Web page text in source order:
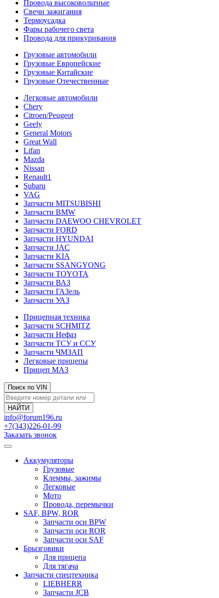
Провода высоковольтные
Свечи зажигания
Термоусадка
Фары рабочего света
Провода для прикуривания
Грузовые автомобили
Грузовые Европейские
Грузовые Китайские
Грузовые Отечественные
Легковые автомобили
Chery
Citroen/Peugeot
Geely
General Motors
Great Wall
Lifan
Mazda
Nissan
Renault1
Subaru
VAG
Запчасти MITSUBISHI
Запчасти BMW
Запчасти DAEWOO CHEVROLET
Запчасти FORD
Запчасти HYUNDAI
Запчасти JAC
Запчасти KIA
Запчасти SSANGYONG
Запчасти TOYOTA
Запчасти ВАЗ
Запчасти ГАЗель
Запчасти УАЗ
Прицепная техника
Запчасти SCHMITZ
Запчасти Нефаз
Запчасти ТСУ и ССУ
Запчасти ЧМЗАП
Легковые прицепы
Прицеп МАЗ
Поиск по VIN
info@forum196.ru
+7(343)226-01-99
Заказать звонок
Аккумуляторы
Грузовые
Клеммы, зажимы
Легковые
Мото
Провода, перемычки
SAF, BPW, ROR
Запчасти оси BPW
Запчасти оси ROR
Запчасти оси SAF
Брызговики
Для прицепа
Для тягача
Запчасти спецтехника
LIEBHERR
Запчасти JCB